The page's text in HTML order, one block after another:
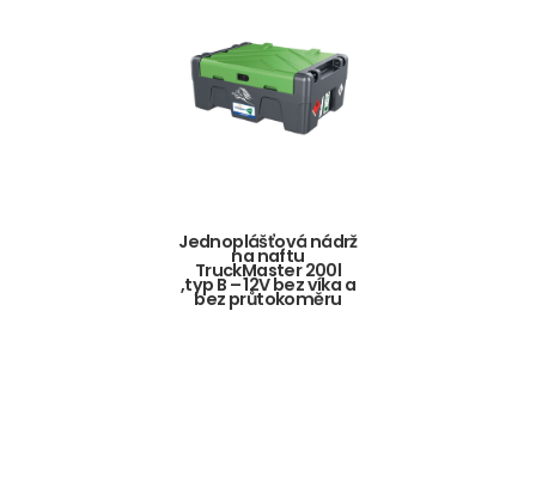
Jednoplášťová nádrž
na naftu
TruckMaster 200l
,typ B – 12V bez víka a
bez průtokoměru